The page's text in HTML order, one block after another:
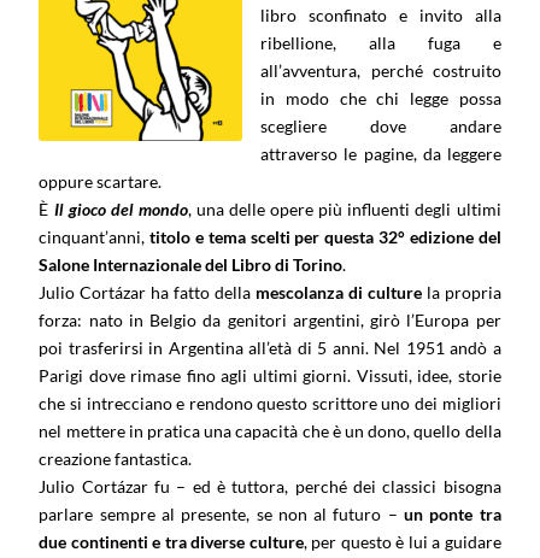
libro sconfinato e invito alla
ribellione, alla fuga e
all’avventura, perché costruito
in modo che chi legge possa
scegliere dove andare
attraverso le pagine, da leggere
oppure scartare.
È Il gioco del mondo, una delle opere più influenti degli ultimi
cinquant’anni,titolo e tema scelti per questa 32° edizione del
Salone Internazionale del Libro di Torino.
Julio Cortázar ha fatto della mescolanza di culturela propria
forza: nato in Belgio da genitori argentini, girò l’Europa per
poi trasferirsi in Argentina all’età di 5 anni. Nel 1951 andò a
Parigi dove rimase fino agli ultimi giorni. Vissuti, idee, storie
che si intrecciano e rendono questo scrittore uno dei migliori
nel mettere in pratica una capacità che è un dono, quello della
creazione fantastica.
Julio Cortázar fu – ed è tuttora, perché dei classici bisogna
parlare sempre al presente, se non al futuro –un ponte tra
due continenti e tra diverse culture, per questo è lui a guidare